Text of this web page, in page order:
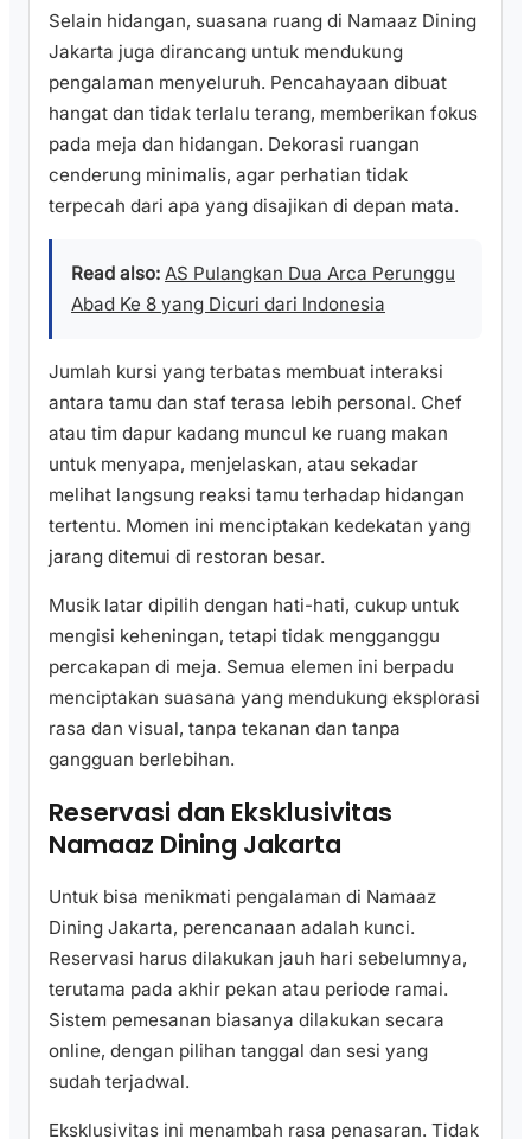
Selain hidangan, suasana ruang di Namaaz Dining
Jakarta juga dirancang untuk mendukung
pengalaman menyeluruh. Pencahayaan dibuat
hangat dan tidak terlalu terang, memberikan fokus
pada meja dan hidangan. Dekorasi ruangan
cenderung minimalis, agar perhatian tidak
terpecah dari apa yang disajikan di depan mata.
Read also: AS Pulangkan Dua Arca Perunggu
Abad Ke 8 yang Dicuri dari Indonesia
Jumlah kursi yang terbatas membuat interaksi
antara tamu dan staf terasa lebih personal. Chef
atau tim dapur kadang muncul ke ruang makan
untuk menyapa, menjelaskan, atau sekadar
melihat langsung reaksi tamu terhadap hidangan
tertentu. Momen ini menciptakan kedekatan yang
jarang ditemui di restoran besar.
Musik latar dipilih dengan hati-hati, cukup untuk
mengisi keheningan, tetapi tidak mengganggu
percakapan di meja. Semua elemen ini berpadu
menciptakan suasana yang mendukung eksplorasi
rasa dan visual, tanpa tekanan dan tanpa
gangguan berlebihan.
Reservasi dan Eksklusivitas
Namaaz Dining Jakarta
Untuk bisa menikmati pengalaman di Namaaz
Dining Jakarta, perencanaan adalah kunci.
Reservasi harus dilakukan jauh hari sebelumnya,
terutama pada akhir pekan atau periode ramai.
Sistem pemesanan biasanya dilakukan secara
online, dengan pilihan tanggal dan sesi yang
sudah terjadwal.
Eksklusivitas ini menambah rasa penasaran. Tidak